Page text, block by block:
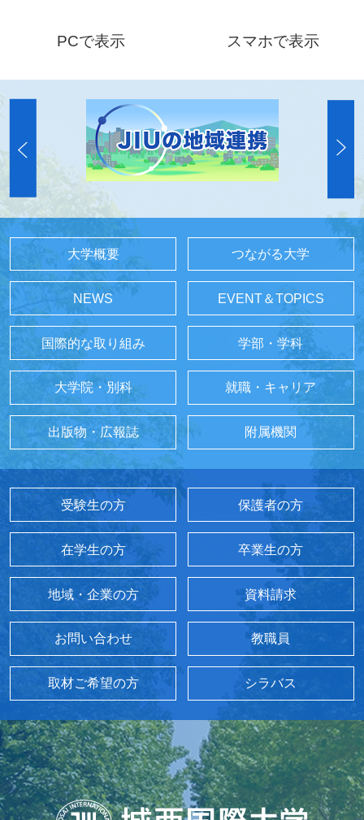
PCで表示 スマホで表示
大学概要 つながる大学
NEWS EVENT＆TOPICS
国際的な取り組み 学部・学科
大学院・別科 就職・キャリア
出版物・広報誌 附属機関
受験生の方 保護者の方
在学生の方 卒業生の方
地域・企業の方 資料請求
お問い合わせ 教職員
取材ご希望の方 シラバス